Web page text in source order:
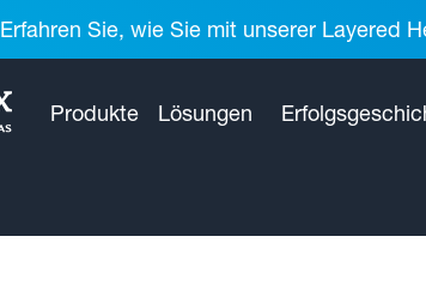
Erfahren Sie, wie Sie mit unserer Layered
Produkte Lösungen